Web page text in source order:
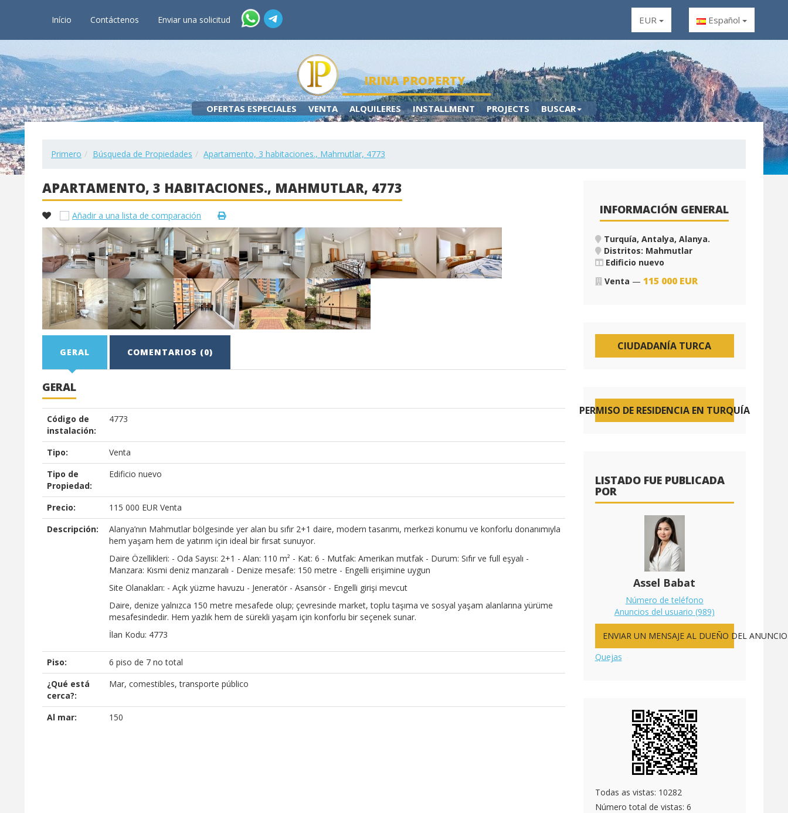
Início Contáctenos Enviar una solicitud EUR Español
IRINA PROPERTY
OFERTAS ESPECIALES VENTA ALQUILERES INSTALLMENT PROJECTS BUSCAR
Primero Búsqueda de Propiedades Apartamento, 3 habitaciones., Mahmutlar, 4773
APARTAMENTO, 3 HABITACIONES., MAHMUTLAR, 4773
Añadir a una lista de comparación
GERAL COMENTARIOS (0)
GERAL
Código de
instalación:
4773
Tipo:
Venta
Tipo de
Propiedad:
Edificio nuevo
Precio: 115 000 EUR Venta
Descripción:
Alanya’nın Mahmutlar bölgesinde yer alan bu sıfır 2+1 daire, modern tasarımı, merkezi konumu ve konforlu donanımıyla
hem yaşam hem de yatırım için ideal bir fırsat sunuyor.
Daire Özellikleri: - Oda Sayısı: 2+1 - Alan: 110 m² - Kat: 6 - Mutfak: Amerikan mutfak - Durum: Sıfır ve full eşyalı -
Manzara: Kısmi deniz manzaralı - Denize mesafe: 150 metre - Engelli erişimine uygun
Site Olanakları: - Açık yüzme havuzu - Jeneratör - Asansör - Engelli girişi mevcut
Daire, denize yalnızca 150 metre mesafede olup; çevresinde market, toplu taşıma ve sosyal yaşam alanlarına yürüme
mesafesindedir. Hem yazlık hem de sürekli yaşam için konforlu bir seçenek sunar.
İlan Kodu: 4773
Piso:
6 piso de 7 no total
¿Qué está
cerca?:
Mar, comestibles, transporte público
Al mar: 150
INFORMACIÓN GENERAL
Turquía, Antalya, Alanya.
Distritos: Mahmutlar
Edificio nuevo
Venta — 115 000 EUR
CIUDADANÍA TURCA
PERMISO DE RESIDENCIA EN TURQUÍA
LISTADO FUE PUBLICADA
POR
Assel Babat
Número de teléfono
Anuncios del usuario (989)
ENVIAR UN MENSAJE AL DUEÑO DEL
Quejas
Todas as vistas: 10282
Número total de vistas: 6